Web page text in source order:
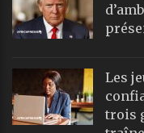
Les
trois